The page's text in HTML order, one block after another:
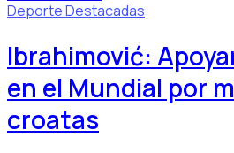
DeporteDestacadas
Ibrahimović:
en el Mundial por
croatas